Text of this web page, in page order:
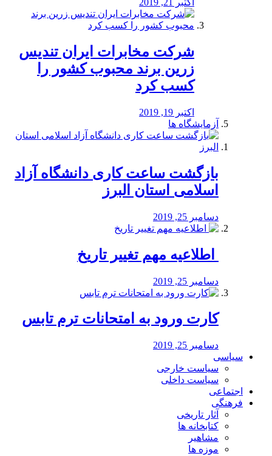
اکتبر 21, 2019
شرکت مخابرات ایران تندیس
زرین برند محبوب کشور را
کسب کرد
اکتبر 19, 2019
آزمایشگاه ها
بازگشت ساعت کاری دانشگاه آزاد
اسلامی استان البرز
دسامبر 25, 2019
️ اطلاعیه مهم تغییر تاریخ
دسامبر 25, 2019
کارت ورود به امتحانات ترم تابس
دسامبر 25, 2019
سیاسی
سیاست خارجی
سیاست داخلی
اجتماعی
فرهنگی
آثار تاریخی
کتابخانه ها
مشاهیر
موزه ها